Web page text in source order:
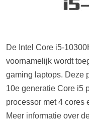
De Intel Core i5-
voornamelijk wordt
gaming laptops. Deze
10e generatie Core i5
processor met 4 cores
Meer informatie over